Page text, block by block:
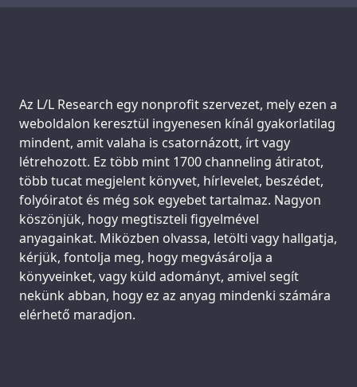
Support us:
Az L/L Research egy nonprofit szervezet, mely ezen a
weboldalon keresztül ingyenesen kínál gyakorlatilag
mindent, amit valaha is csatornázott, írt vagy
létrehozott. Ez több mint 1700 channeling átiratot,
több tucat megjelent könyvet, hírlevelet, beszédet,
folyóiratot és még sok egyebet tartalmaz. Nagyon
köszönjük, hogy megtiszteli figyelmével
anyagainkat. Miközben olvassa, letölti vagy hallgatja,
kérjük, fontolja meg, hogy megvásárolja a
könyveinket, vagy küld adományt, amivel segít
nekünk abban, hogy ez az anyag mindenki számára
elérhető maradjon.